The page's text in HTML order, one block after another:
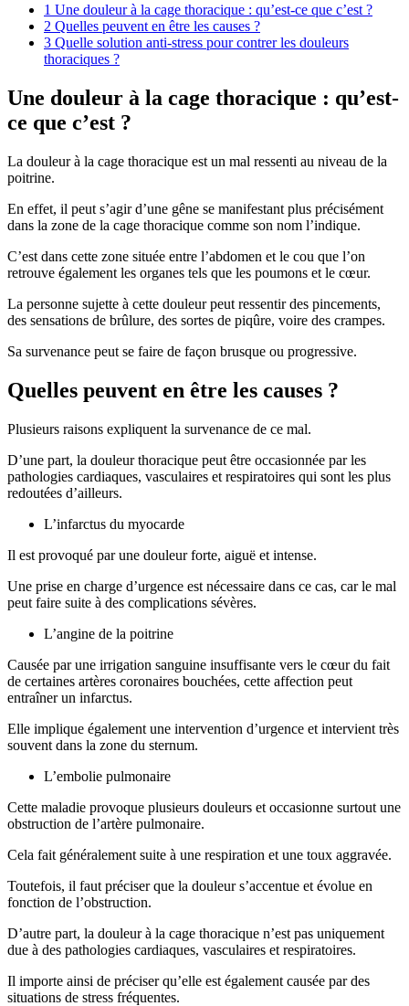
1 Une douleur à la cage thoracique : qu’est-ce que c’est ?
2 Quelles peuvent en être les causes ?
3 Quelle solution anti-stress pour contrer les douleurs
thoraciques ?
Une douleur à la cage thoracique : qu’est-
ce que c’est ?
La douleur à la cage thoracique est un mal ressenti au niveau de la
poitrine.
En effet, il peut s’agir d’une gêne se manifestant plus précisément
dans la zone de la cage thoracique comme son nom l’indique.
C’est dans cette zone située entre l’abdomen et le cou que l’on
retrouve également les organes tels que les poumons et le cœur.
La personne sujette à cette douleur peut ressentir des pincements,
des sensations de brûlure, des sortes de piqûre, voire des crampes.
Sa survenance peut se faire de façon brusque ou progressive.
Quelles peuvent en être les causes ?
Plusieurs raisons expliquent la survenance de ce mal.
D’une part, la douleur thoracique peut être occasionnée par les
pathologies cardiaques, vasculaires et respiratoires qui sont les plus
redoutées d’ailleurs.
L’infarctus du myocarde
Il est provoqué par une douleur forte, aiguë et intense.
Une prise en charge d’urgence est nécessaire dans ce cas, car le mal
peut faire suite à des complications sévères.
L’angine de la poitrine
Causée par une irrigation sanguine insuffisante vers le cœur du fait
de certaines artères coronaires bouchées, cette affection peut
entraîner un infarctus.
Elle implique également une intervention d’urgence et intervient très
souvent dans la zone du sternum.
L’embolie pulmonaire
Cette maladie provoque plusieurs douleurs et occasionne surtout une
obstruction de l’artère pulmonaire.
Cela fait généralement suite à une respiration et une toux aggravée.
Toutefois, il faut préciser que la douleur s’accentue et évolue en
fonction de l’obstruction.
D’autre part, la douleur à la cage thoracique n’est pas uniquement
due à des pathologies cardiaques, vasculaires et respiratoires.
Il importe ainsi de préciser qu’elle est également causée par des
situations de stress fréquentes.